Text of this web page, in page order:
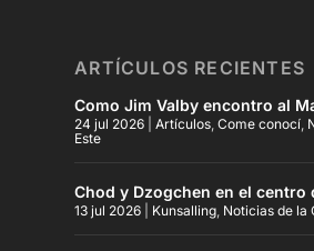
ARTÍCULOS RECIENTES
Como Jim Valby encontro al
24 jul 2026 |Artículos,Come conocí,
Este
Chod y Dzogchen en el
13 jul 2026 Kunsalling, Noticias de la